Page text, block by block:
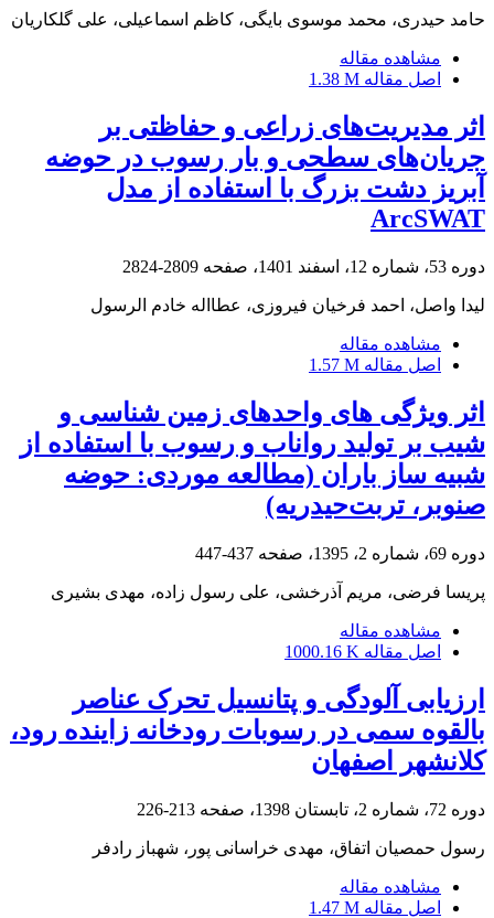
حامد حیدری، محمد موسوی بایگی، کاظم اسماعیلی، علی گلکاریان
مشاهده مقاله
اصل مقاله 1.38 M
اثر مدیریت‌های زراعی و حفاظتی بر
جریان‌های سطحی و بار رسوب در حوضه
آبریز دشت بزرگ با استفاده از مدل
ArcSWAT
دوره 53، شماره 12، اسفند 1401، صفحه 2809-2824
لیدا واصل، احمد فرخیان فیروزی، عطااله خادم الرسول
مشاهده مقاله
اصل مقاله 1.57 M
اثر ویژگی های واحدهای زمین شناسی و
شیب‌ بر تولید رواناب و رسوب با استفاده از
شبیه ساز باران (مطالعه موردی: حوضه
صنوبر، تربت‌حیدریه)
دوره 69، شماره 2، 1395، صفحه 437-447
پریسا فرضی، مریم آذرخشی، علی رسول زاده، مهدی بشیری
مشاهده مقاله
اصل مقاله 1000.16 K
ارزیابی آلودگی و پتانسیل تحرک عناصر
بالقوه سمی در رسوبات رودخانه زاینده رود،
کلانشهر اصفهان
دوره 72، شماره 2، تابستان 1398، صفحه 213-226
رسول حمصیان اتفاق، مهدی خراسانی پور، شهباز رادفر
مشاهده مقاله
اصل مقاله 1.47 M